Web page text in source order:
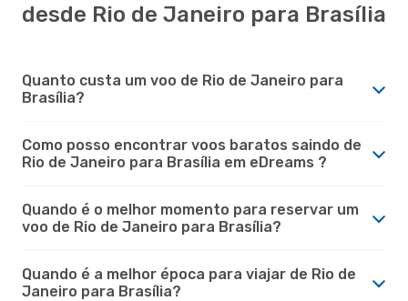
desde Rio de Janeiro para Brasília
Quanto custa um voo de Rio de Janeiro para
Brasília?
Como posso encontrar voos baratos saindo de
Rio de Janeiro para Brasília em eDreams ?
Quando é o melhor momento para reservar um
voo de Rio de Janeiro para Brasília?
Quando é a melhor época para viajar de Rio de
Janeiro para Brasília?